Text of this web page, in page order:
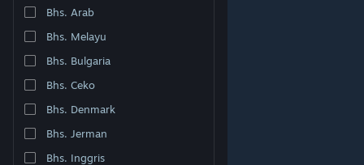
Bhs. Arab
Bhs. Melayu
Bhs. Bulgaria
Bhs. Ceko
Bhs. Denmark
Bhs. Jerman
Bhs. Inggris